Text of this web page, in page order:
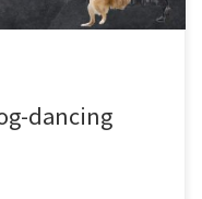
dancing